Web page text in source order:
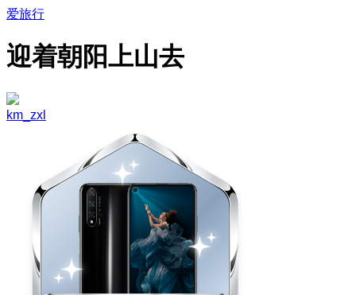
爱旅行
迎着朝阳上山去
km_zxl